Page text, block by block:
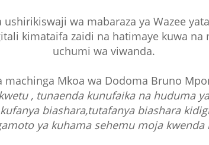
wa mabaraza ya Wazee
kimataifa zaidi na hatimaye kuwa na
uchumi wa viwanda.
machinga Mkoa wa Dodoma Bruno
, tunaenda kunufaika na huduma
biashara,tutafanya biashara
ya kuhama sehemu moja kwenda